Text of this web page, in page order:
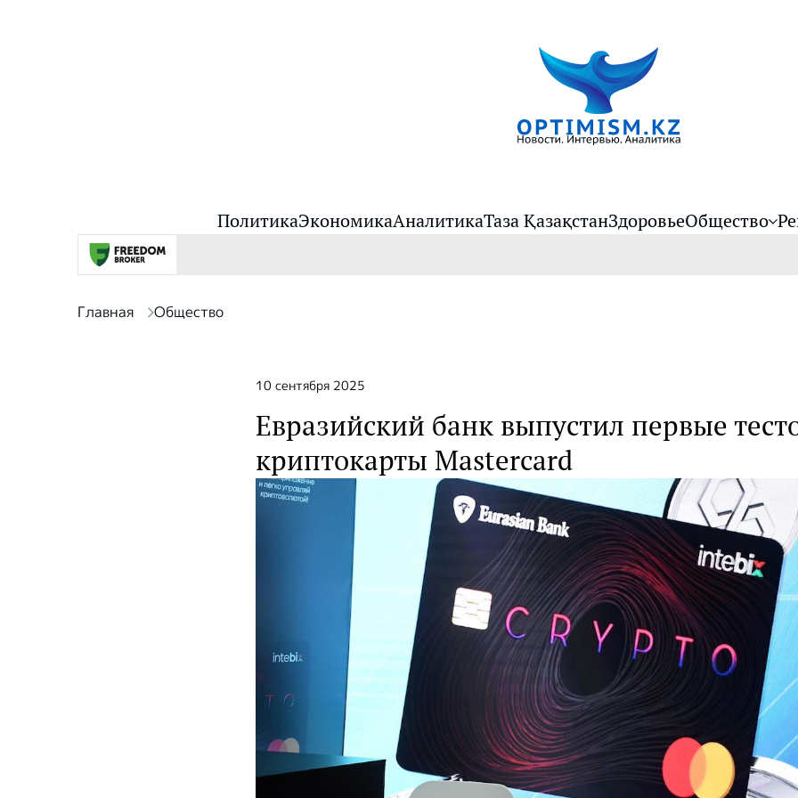
ПолитикаЭкономикаАналитикаТаза ҚазақстанЗдоровьеОбщество
Главная Общество
10 сентября 2025
Евразийский банк выпустил первые
криптокарты Mastercard